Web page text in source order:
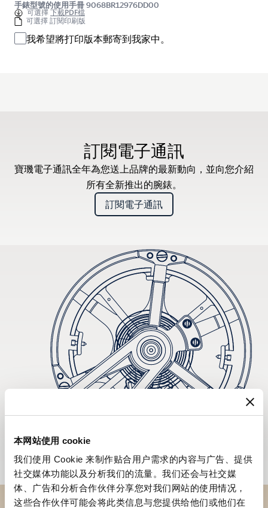
本网站使用 cookie
我们使用 Cookie 来制作贴合用户需求的内容与广告、提供
社交媒体功能以及分析我们的流量。我们还会与社交媒
体、广告和分析合作伙伴分享您对我们网站的使用情况，
这些合作伙伴可能会将此类信息与您提供给他们或他们在
手錶型號的使用手冊 9068BR12976DD00
可選擇下載PDF檔
可選擇 訂閱印刷版
我希望將打印版本郵寄到我家中。
訂閱電子通訊
寶璣電子通訊全年為您送上品牌的最新動向，並向您介紹
所有全新推出的腕錶。
訂閱電子通訊